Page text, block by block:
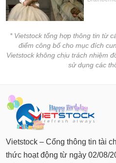
* Vietstock tổng hợp thông tin từ
điểm công bố cho mục đích
Vietstock không chịu trách nhiệm
sử dụng các
Vietstock – Cổng thông tin tài
thức hoạt động từ ngày 02/08/